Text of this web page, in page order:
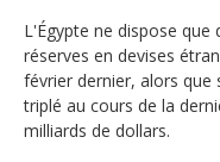
L'Égypte ne dispose que
réserves en devises
février dernier, alors que
triplé au cours de la
milliards de dollars.